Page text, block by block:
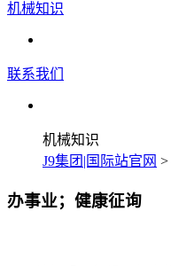
机械知识
联系我们
机械知识
J9集团|国际站官网 >
办事业；健康征询